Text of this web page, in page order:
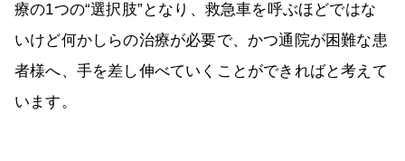
療の1つの“選択肢”となり、救急車を呼ぶほどではな
いけど何かしらの治療が必要で、かつ通院が困難な患
者様へ、手を差し伸べていくことができればと考えて
います。